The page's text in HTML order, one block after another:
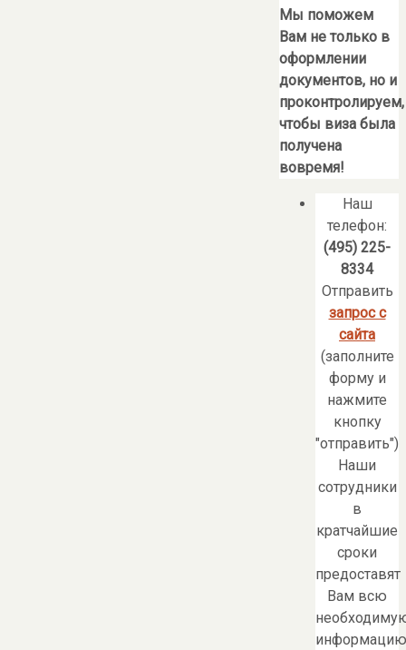
Мы поможем
Вам не только в
оформлении
документов, но и
проконтролируем,
чтобы виза была
получена
вовремя!
Наш
телефон:
(495) 225-
8334
Отправить
запрос с
сайта
(заполните
форму и
нажмите
кнопку
"отправить")
Наши
сотрудники
в
кратчайшие
сроки
предоставят
Вам всю